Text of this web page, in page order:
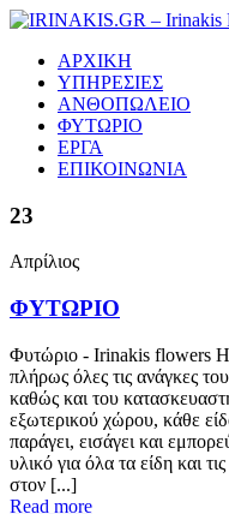
ΑΡΧΙΚΗ
ΥΠΗΡΕΣΙΕΣ
ΑΝΘΟΠΩΛΕΙΟ
ΦΥΤΩΡΙΟ
ΕΡΓΑ
ΕΠΙΚΟΙΝΩΝΙΑ
23
Απρίλιος
ΦΥΤΩΡΙΟ
Φυτώριο - Irinakis flowers
πλήρως όλες τις ανάγκες
καθώς και του
εξωτερικού χώρου, κάθε
παράγει, εισάγει και
υλικό για όλα τα είδη και
στον [...]
Read more